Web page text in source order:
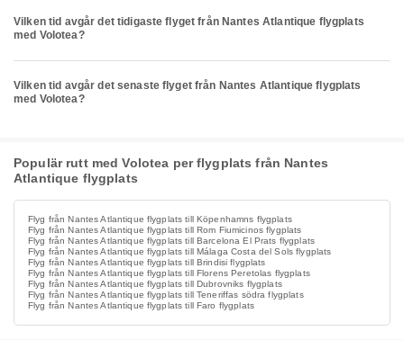
Vilken tid avgår det tidigaste flyget från Nantes Atlantique flygplats
med Volotea?
Vilken tid avgår det senaste flyget från Nantes Atlantique flygplats
med Volotea?
Populär rutt med Volotea per flygplats från Nantes
Atlantique flygplats
Flyg från Nantes Atlantique flygplats till Köpenhamns flygplats
Flyg från Nantes Atlantique flygplats till Rom Fiumicinos flygplats
Flyg från Nantes Atlantique flygplats till Barcelona El Prats flygplats
Flyg från Nantes Atlantique flygplats till Málaga Costa del Sols flygplats
Flyg från Nantes Atlantique flygplats till Brindisi flygplats
Flyg från Nantes Atlantique flygplats till Florens Peretolas flygplats
Flyg från Nantes Atlantique flygplats till Dubrovniks flygplats
Flyg från Nantes Atlantique flygplats till Teneriffas södra flygplats
Flyg från Nantes Atlantique flygplats till Faro flygplats